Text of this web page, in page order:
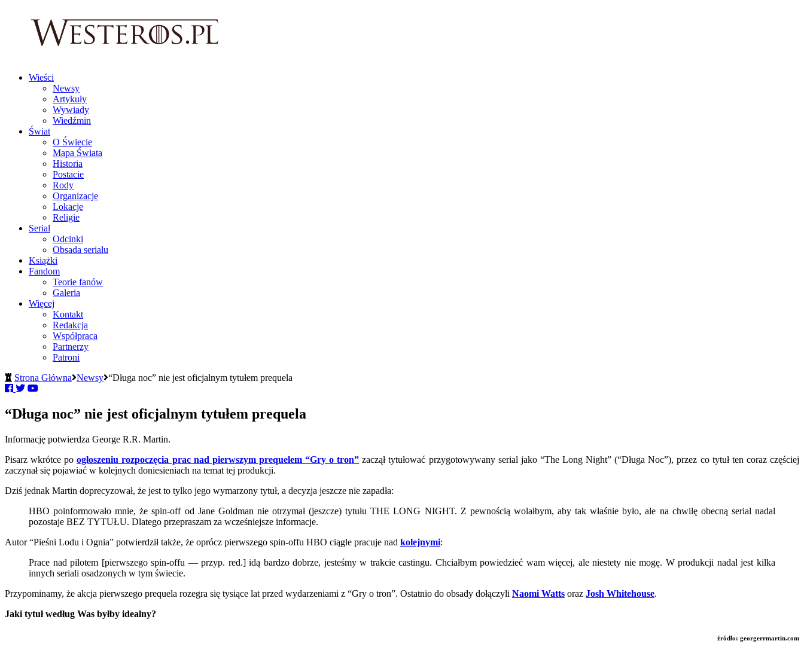
Wieści
Newsy
Artykuły
Wywiady
Wiedźmin
Świat
O Świecie
Mapa Świata
Historia
Postacie
Rody
Organizacje
Lokacje
Religie
Serial
Odcinki
Obsada serialu
Książki
Fandom
Teorie fanów
Galeria
Więcej
Kontakt
Redakcja
Współpraca
Partnerzy
Patroni
Strona Główna Newsy “Długa noc” nie jest oficjalnym tytułem prequela
“Długa noc” nie jest oficjalnym tytułem prequela
Informację potwierdza George R.R. Martin.
Pisarz wkrótce poogłoszeniu rozpoczęcia prac nad pierwszym prequelem “Gry o tron” zaczął tytułować przygotowywany serial jako “The Long Night” (“Długa Noc”), przez co tytuł ten coraz częściej
zaczynał się pojawiać w kolejnych doniesieniach na temat tej produkcji.
Dziś jednak Martin doprecyzował, że jest to tylko jego wymarzony tytuł, a decyzja jeszcze nie zapadła:
HBO poinformowało mnie, że spin-off od Jane Goldman nie otrzymał (jeszcze) tytułu THE LONG NIGHT. Z pewnością wolałbym, aby tak właśnie było, ale na chwilę obecną serial nadal
pozostaje BEZ TYTUŁU. Dlatego przepraszam za wcześniejsze informacje.
Autor “Pieśni Lodu i Ognia” potwierdził także, że oprócz pierwszego spin-offu HBO ciągle pracuje nad kolejnymi:
Prace nad pilotem [pierwszego spin-offu — przyp. red.] idą bardzo dobrze, jesteśmy w trakcie castingu. Chciałbym powiedzieć wam więcej, ale niestety nie mogę. W produkcji nadal jest kilka
innych seriali osadzonych w tym świecie.
Przypominamy, że akcja pierwszego prequela rozegra się tysiące lat przed wydarzeniami z “Gry o tron”. Ostatnio do obsady dołączyli Naomi Watts oraz Josh Whitehouse.
Jaki tytuł według Was byłby idealny?
źródło: georgerrmartin.com